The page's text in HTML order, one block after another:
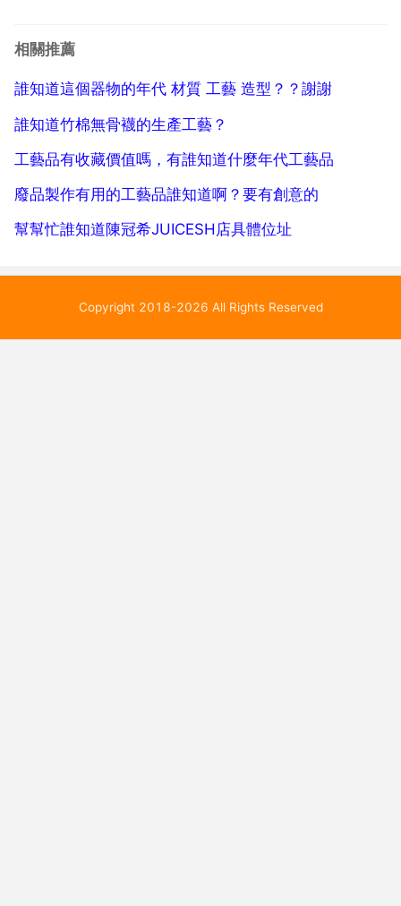
水對輸液的質量影響較大，必須使用新鮮注射用水配製
相關推薦
誰知道這個器物的年代 材質 工藝 造型？？謝謝
誰知道竹棉無骨襪的生產工藝？
工藝品有收藏價值嗎，有誰知道什麼年代工藝品
廢品製作有用的工藝品誰知道啊？要有創意的
幫幫忙誰知道陳冠希JUICESH店具體位址
Copyright 2018-2026 All Rights Reserved